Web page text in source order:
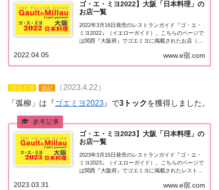
ゴ・エ・ミヨ2022】大阪「日本料理」の
お店一覧
2022年3月16日発売のレストランガイド『ゴ・エ・
ミヨ2022』（イエローガイド）。こちらのページで
は関西『大阪府』でゴエミヨに掲載されたお店（飲
を一覧にまとめました。ゴエミヨ2022『大阪』日本
料理関西「大阪エリア」で「ゴ・エ・ミ...
www.e宿.com
2022.04.05
ゴエミヨ 追記
（2023.4.22）
「弧柳」は『ゴエミヨ2023 』で3トック を獲得しました。
ゴ・エ・ミヨ2023】大阪「日本料理」の
お店一覧
2023年3月15日発売のレストランガイド『ゴ・エ・
ミヨ2023』（イエローガイド）。こちらのページで
は関西『大阪府』でゴエミヨに掲載されたレストラ
した。ゴエミヨ2023『大阪』日本料理関西「大阪エ
www.e宿.com
2023.03.31